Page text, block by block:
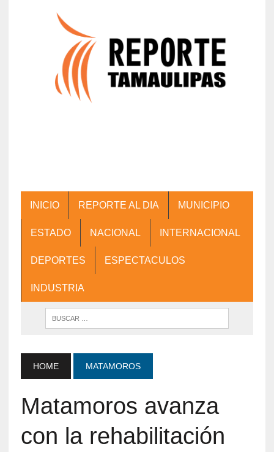
INICIO REPORTE AL DIA MUNICIPIO
ESTADO NACIONAL INTERNACIONAL
DEPORTES ESPECTACULOS
INDUSTRIA
HOME MATAMOROS
Matamoros avanza
con la rehabilitación